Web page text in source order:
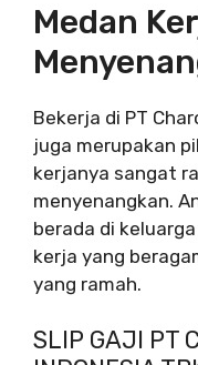
Medan
Bekerja di PT
juga merupakan
kerjanya sangat
menyenangkan.
berada di
kerja yang
yang ramah.
SLIP GAJI PT